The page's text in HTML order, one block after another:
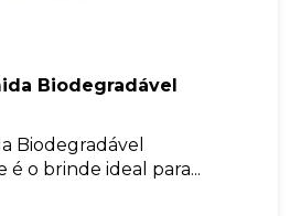
Biodegradável
Biodegradável
é o brinde ideal para...